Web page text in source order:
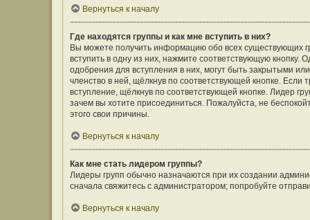
Вернуться к началу
Где находятся группы и как мне вступить в них?
Вы можете получить информацию обо всех существующих
вступить в одну из них, нажмите соответствующую
одобрения для вступления в них, могут быть закрытыми
членство в ней, щёлкнув по соответствующей кнопке. Если
вступление, щёлкнув по соответствующей кнопке. Лидер
зачем вы хотите присоединиться. Пожалуйста, не
этого свои причины.
Вернуться к началу
Как мне стать лидером группы?
Лидеры групп обычно назначаются при их создании
сначала свяжитесь с администратором; попробуйте
Вернуться к началу